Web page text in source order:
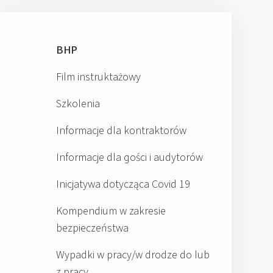
BHP
Film instruktażowy
Szkolenia
Informacje dla kontraktorów
Informacje dla gości i audytorów
Inicjatywa dotycząca Covid 19
Kompendium w zakresie
bezpieczeństwa
Wypadki w pracy/w drodze do lub